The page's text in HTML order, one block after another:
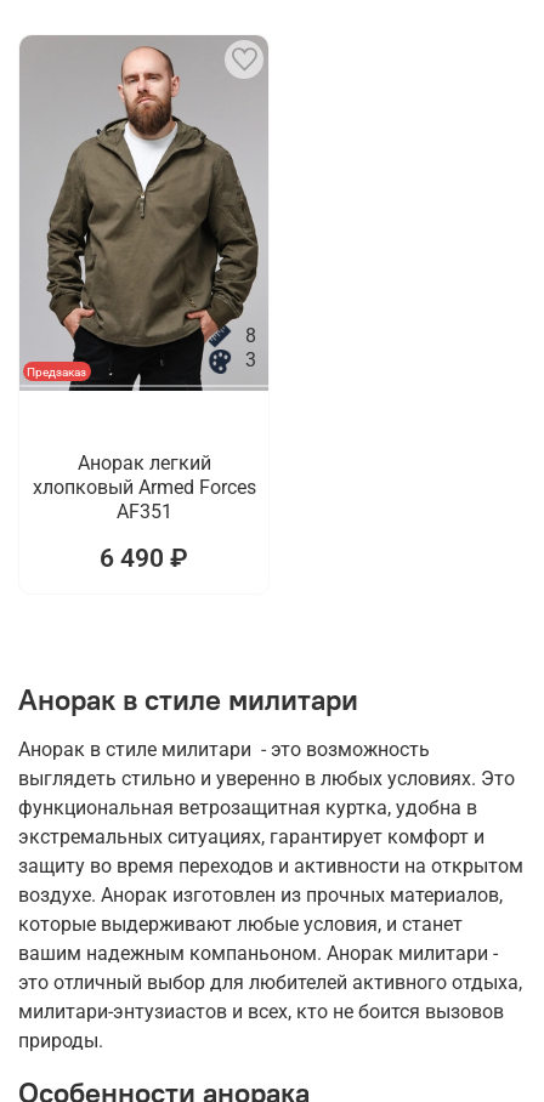
Предзаказ
8
3
Анорак легкий
хлопковый Armed Forces
AF351
6 490 ₽
Анорак в стиле милитари
Анорак в стиле милитари - это возможность
выглядеть стильно и уверенно в любых условиях. Это
функциональная ветрозащитная куртка, удобна в
экстремальных ситуациях, гарантирует комфорт и
защиту во время переходов и активности на открытом
воздухе. Анорак изготовлен из прочных материалов,
которые выдерживают любые условия, и станет
вашим надежным компаньоном. Анорак милитари -
это отличный выбор для любителей активного отдыха,
милитари-энтузиастов и всех, кто не боится вызовов
природы.
Особенности анорака